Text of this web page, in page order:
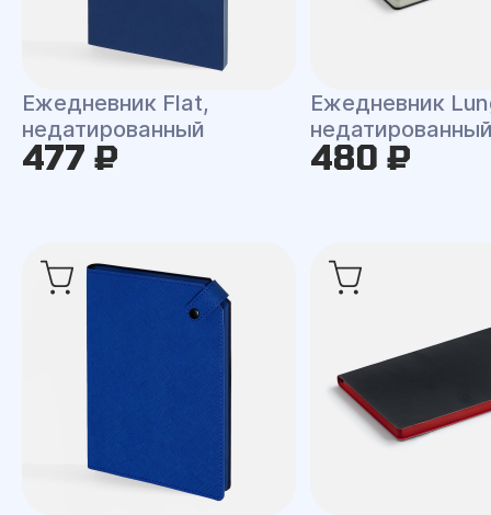
Ежедневник Flat,
недатированный
477 ₽
Ежедневник
480 ₽